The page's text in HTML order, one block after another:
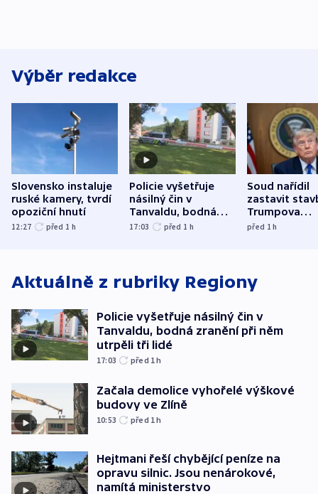
Výběr redakce
Slovensko instaluje
ruské kamery, tvrdí
opoziční hnutí
12:27 před 1 h
Policie vyšetřuje
násilný čin v
Tanvaldu, bodná
zranění při něm
17:03 před 1 h
Soud nařídil
zastavit
Trumpova
tanečního
před 1h
Aktuálně z rubriky Regiony
Policie vyšetřuje násilný čin v
Tanvaldu, bodná zranění při něm
utrpěli tři lidé
17:03 před 1h
Začala demolice vyhořelé výškové
budovy ve Zlíně
10:53 před 1h
Hejtmani řeší chybějící peníze na
opravu silnic. Jsou nenárokové,
namítá ministerstvo